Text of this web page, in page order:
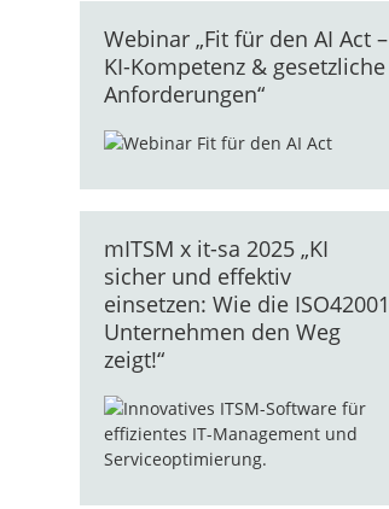
Webinar „Fit für den AI Act –
KI-Kompetenz & gesetzliche
Anforderungen“
mITSM x it-sa 2025 „KI
sicher und effektiv
einsetzen: Wie die ISO42001
Unternehmen den Weg
zeigt!“